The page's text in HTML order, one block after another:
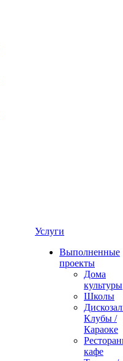
Услуги
Выполненные
проекты
Дома
культуры
Школы
Клубы /
Караоке
кафе